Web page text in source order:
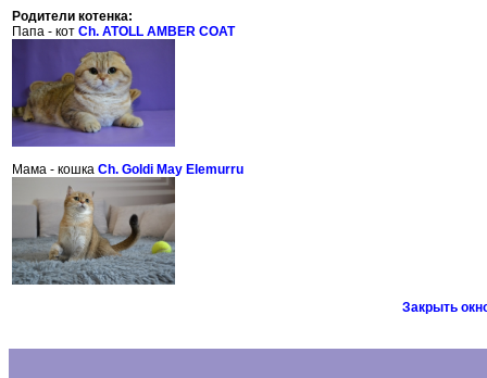
Родители котенка:
Папа - кот Ch. ATOLL AMBER COAT
Мама - кошка Ch. Goldi May Elemurru
Закрыть